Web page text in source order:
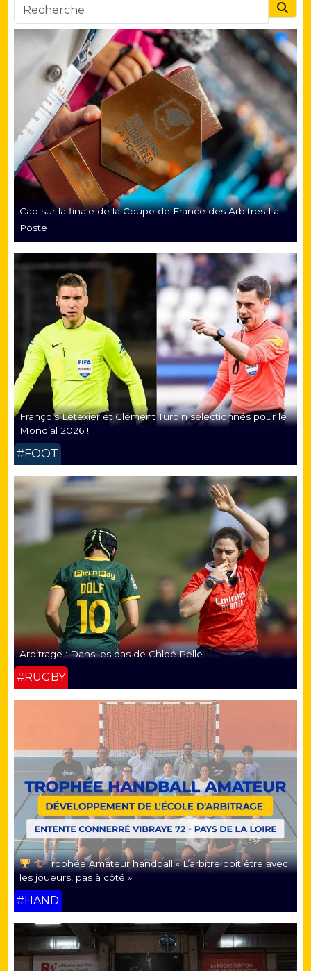
Cap sur la finale de la Coupe de France des Arbitres La
Poste
François Letexier et Clément Turpin sélectionnés pour le
Mondial 2026 !
#FOOT
Arbitrage : Dans les pas de Chloé Pelle
#RUGBY
Trophée Amateur handball « L’arbitre doit être avec
les joueurs, pas à côté »
#HAND